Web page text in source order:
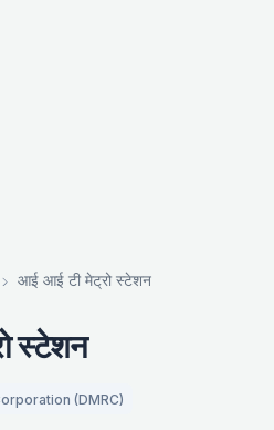
आई आई टी मेट्रो स्टेशन
स्टेशन
(DMRC)